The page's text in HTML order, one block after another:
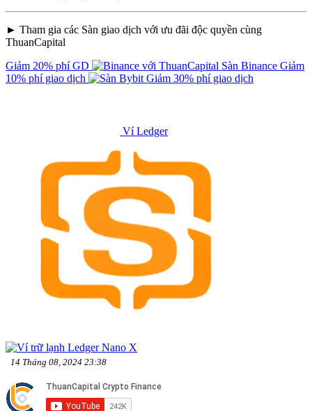
► Tham gia các Sàn giao dịch với ưu đãi độc quyền cùng
ThuanCapital
Giảm 20% phí GD
Sàn Binance Giảm
10% phí giao dịch
Giảm 30% phí giao dịch
Ví Ledger
14 Tháng 08, 2024 23:38